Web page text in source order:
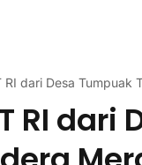
RI dari Desa Tumpuak
RI